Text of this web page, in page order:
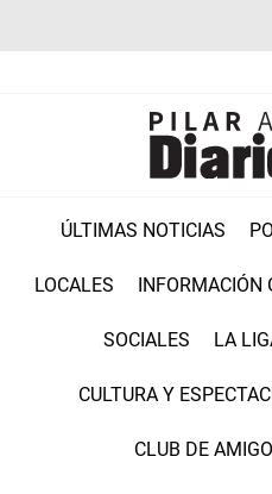
ÚLTIMAS NOTICIAS
LOCALES INFORMACIÓN
SOCIALES LA
CULTURA Y
CLUB DE